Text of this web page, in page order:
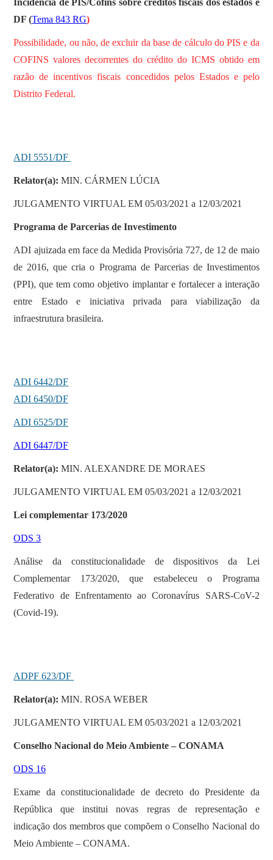
Incidência de PIS/Cofins sobre créditos fiscais dos estados e
DF (Tema 843 RG)
Possibilidade, ou não, de excluir da base de cálculo do PIS e da
COFINS valores decorrentes do crédito do ICMS obtido em
razão de incentivos fiscais concedidos pelos Estados e pelo
Distrito Federal.
ADI 5551/DF
Relator(a): MIN. CÁRMEN LÚCIA
JULGAMENTO VIRTUAL EM 05/03/2021 a 12/03/2021
Programa de Parcerias de Investimento
ADI ajuizada em face da Medida Provisória 727, de 12 de maio
de 2016, que cria o Programa de Parcerias de Investimentos
(PPI), que tem como objetivo implantar e fortalecer a interação
entre Estado e iniciativa privada para viabilização da
infraestrutura brasileira.
ADI 6442/DF
ADI 6450/DF
ADI 6525/DF
ADI 6447/DF
Relator(a): MIN. ALEXANDRE DE MORAES
JULGAMENTO VIRTUAL EM 05/03/2021 a 12/03/2021
Lei complementar 173/2020
ODS 3
Análise da constitucionalidade de dispositivos da Lei
Complementar 173/2020, que estabeleceu o Programa
Federativo de Enfrentamento ao Coronavírus SARS-CoV-2
(Covid-19).
ADPF 623/DF
Relator(a): MIN. ROSA WEBER
JULGAMENTO VIRTUAL EM 05/03/2021 a 12/03/2021
Conselho Nacional do Meio Ambiente – CONAMA
ODS 16
Exame da constitucionalidade de decreto do Presidente da
República que institui novas regras de representação e
indicação dos membros que compõem o Conselho Nacional do
Meio Ambiente – CONAMA.